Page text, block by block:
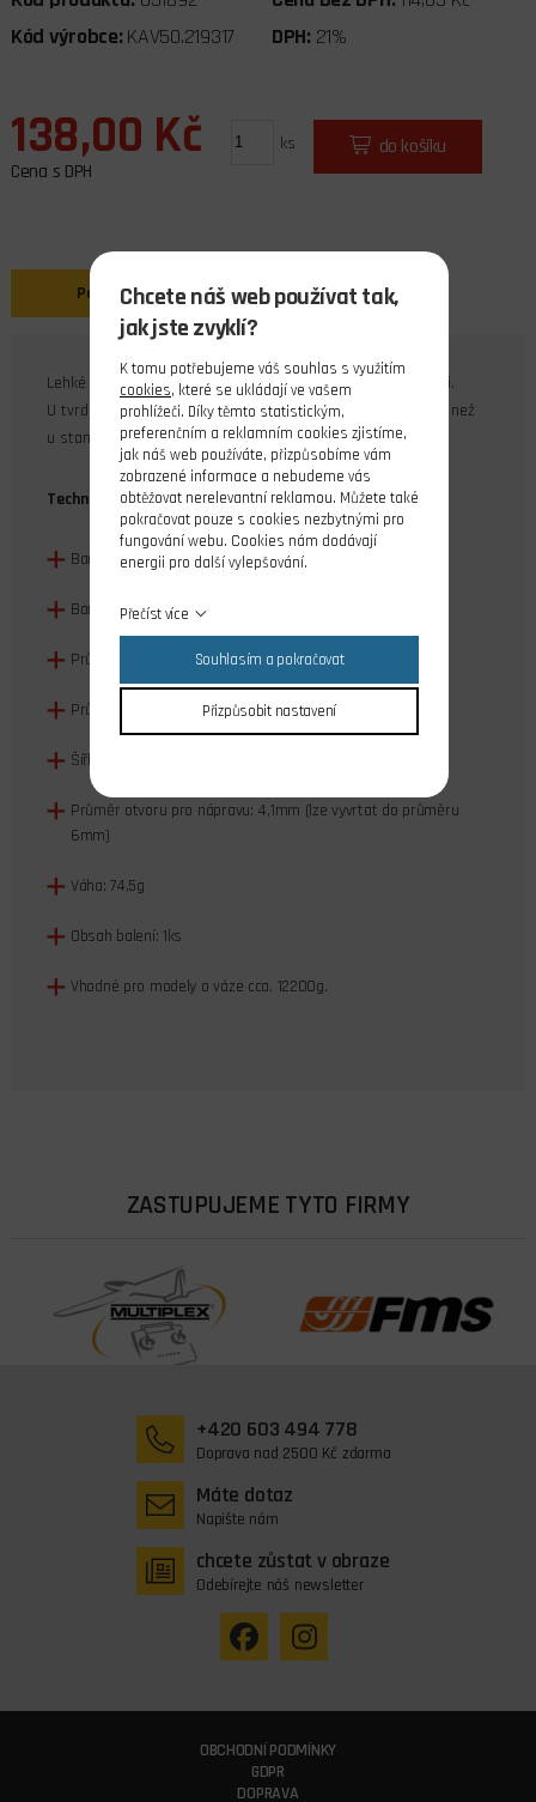
Kód výrobce: KAV50.219317 DPH: 21%
138,00 Kč
Cena s DPH
ks do košíku
Popis
Lehké mechové tvrdé kolo s dobrými tlumícími vlastnostmi.
U tvrdé verze je hmotnostní zatížitelnost o 20 - 25% vyšší než
u standardní lehké verze.
Technická data:
Barva pneu: černá
Barva ráfku: šedá
Průměr kola: 110mm
Průměr ráfku: 52mm
Šířka kola: 33mm
Průměr otvoru pro nápravu: 4,1mm (lze vyvrtat do průměru
6mm)
Váha: 74,5g
Obsah balení: 1ks
Vhodné pro modely o váze cca. 12200g.
ZASTUPUJEME TYTO FIRMY
+420 603 494 778
Doprava nad 2500 Kč zdarma
Máte dotaz
Napište nám
chcete zůstat v obraze
Odebírejte náš newsletter
OBCHODNÍ PODMÍNKY
GDPR
DOPRAVA
Chcete náš web používat tak,
jak jste zvyklí?
K tomu potřebujeme váš souhlas s využitím
cookies, které se ukládají ve vašem
prohlížeči. Díky těmto statistickým,
preferenčním a reklamním cookies zjistíme,
jak náš web používáte, přizpůsobíme vám
zobrazené informace a nebudeme vás
obtěžovat nerelevantní reklamou. Můžete také
pokračovat pouze s cookies nezbytnými pro
fungování webu. Cookies nám dodávají
energii pro další vylepšování.
Přečíst více
Souhlasím a pokračovat
Přizpůsobit nastavení